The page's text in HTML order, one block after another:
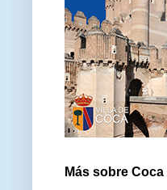
Más sobre Coca